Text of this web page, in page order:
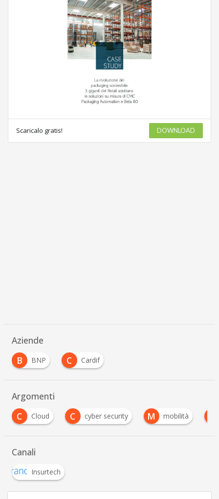
Scaricalo gratis! DOWNLOAD
Aziende
B
BNP C Cardif
Argomenti
C
cyber security M mobilità P
privacy
Canali
Insurtech